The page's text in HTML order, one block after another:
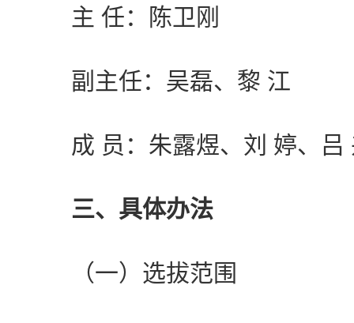
主 任：陈卫刚
副主任：吴磊、黎 江
成 员：朱露煜、刘 婷、吕
三、具体办法
（一）选拔范围